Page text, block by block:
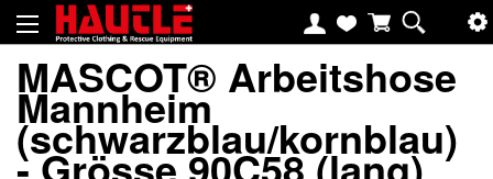
MASCOT® Arbeitshose
Mannheim
(schwarzblau/kornblau)